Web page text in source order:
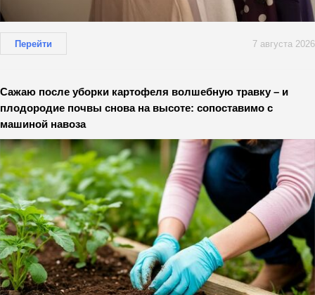
Перейти 7 августа 2026
Сажаю после уборки картофеля волшебную травку – и
плодородие почвы снова на высоте: сопоставимо с
машиной навоза